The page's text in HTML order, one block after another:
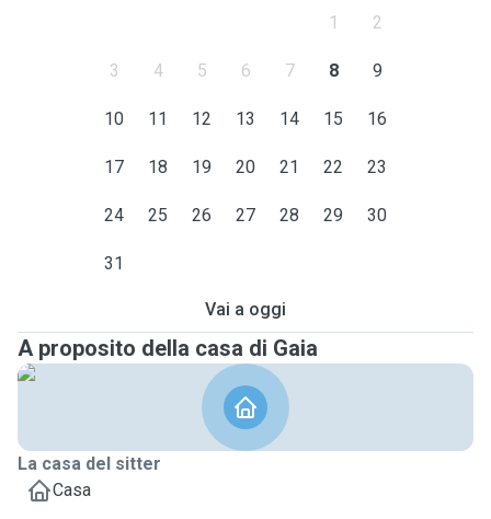
1 2
3 4 5 6 7 8 9
10 11 12 13 14 15 16
17 18 19 20 21 22 23
24 25 26 27 28 29 30
31
Vai a oggi
A proposito della casa di Gaia
La casa del sitter
Casa